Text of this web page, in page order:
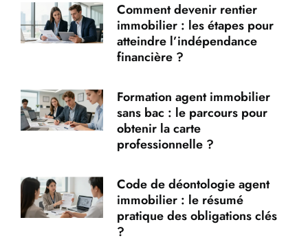
Comment devenir rentier
immobilier : les étapes pour
atteindre l’indépendance
financière ?
Formation agent immobilier
sans bac : le parcours pour
obtenir la carte
professionnelle ?
Code de déontologie agent
immobilier : le résumé
pratique des obligations clés
?